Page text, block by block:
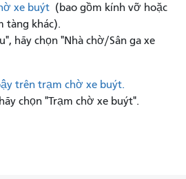
xe buýt (bao gồm kính vỡ hoặc
tàng khác).
hãy chọn "Nhà chờ/Sân ga xe
trên trạm chờ xe buýt.
chọn "Trạm chờ xe buýt".